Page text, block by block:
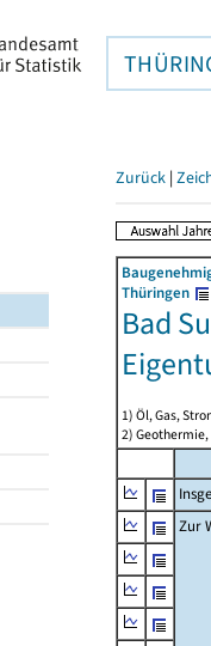
Zurück |
Thüringen
Bad
1) Öl, Gas,
2)
Zur